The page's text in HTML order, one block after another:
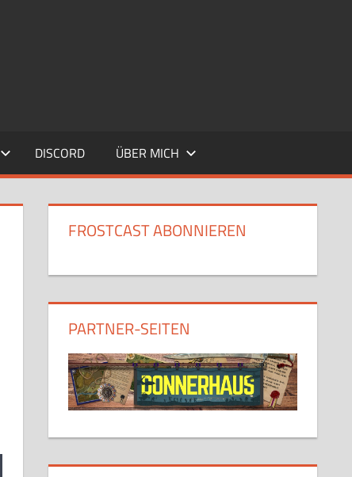
DISCORD ÜBER MICH
FROSTCAST ABONNIEREN
PARTNER-SEITEN